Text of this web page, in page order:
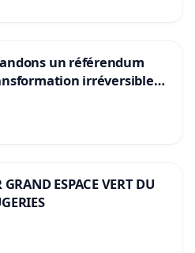
un référendum
irréversible
ESPACE VERT DU